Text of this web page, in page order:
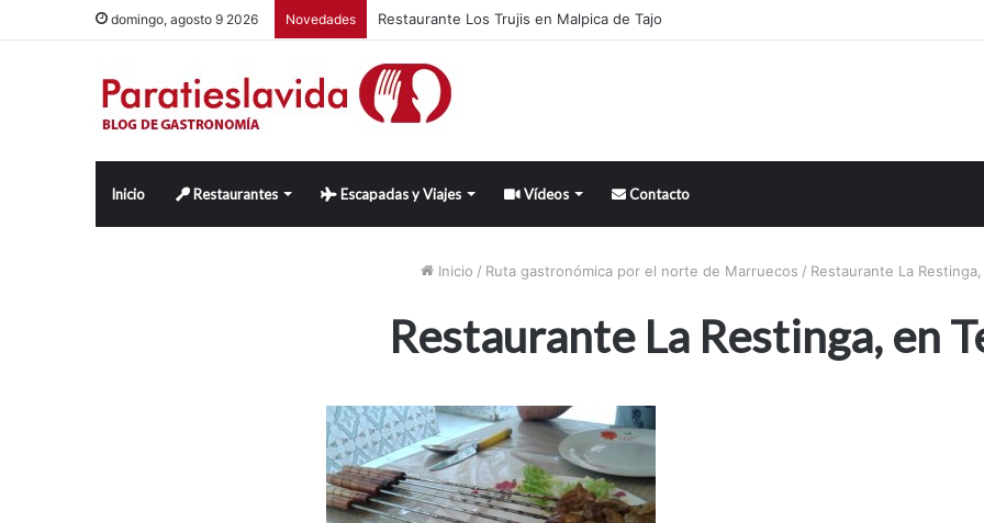
domingo, agosto 9 2026 Novedades Restaurante Los Trujis en Malpica de Tajo
Inicio Restaurantes Escapadas y Viajes Vídeos Contacto
Inicio / Ruta gastronómica por el norte de Marruecos / Restaurante La
Restaurante La Restinga, en